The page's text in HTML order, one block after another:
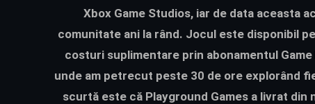
Xbox Game Studios, iar de data aceasta
comunitate ani la rând. Jocul este disponibil
costuri suplimentare prin abonamentul
unde am petrecut peste 30 de ore explorând
scurtă este că Playground Games a livrat